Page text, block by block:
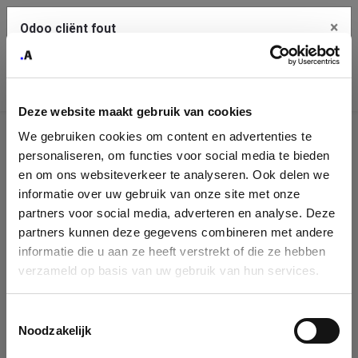
Deze website maakt gebruik van cookies
We gebruiken cookies om content en advertenties te
personaliseren, om functies voor social media te bieden
en om ons websiteverkeer te analyseren. Ook delen we
informatie over uw gebruik van onze site met onze
partners voor social media, adverteren en analyse. Deze
partners kunnen deze gegevens combineren met andere
informatie die u aan ze heeft verstrekt of die ze hebben
verzameld op basis van uw gebruik van hun services.
Noodzakelijk
Identificatie
onderneming
Please fill in your company details
You can search a company in our database by name, VAT or
enterprise ID. When a company is selected it will auto-complete the
form. If you don't find your company in our database, you can create
Odoo cliënt fout ×
klembord
Je dient de kopieer knop te gebruiken om de fout te melden
aan support.
Bekijk details